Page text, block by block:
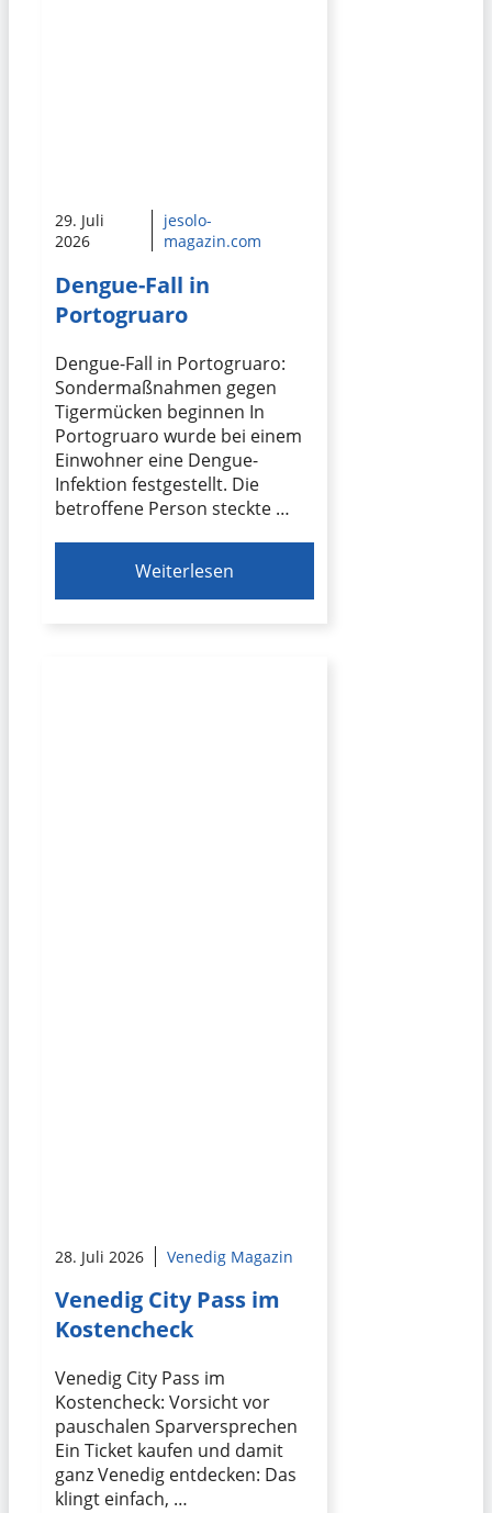
29. Juli
2026
jesolo-
magazin.com
Dengue-Fall in
Portogruaro
Dengue-Fall in Portogruaro:
Sondermaßnahmen gegen
Tigermücken beginnen In
Portogruaro wurde bei einem
Einwohner eine Dengue-
Infektion festgestellt. Die
betroffene Person steckte …
Weiterlesen
28. Juli 2026 Venedig Magazin
Venedig City Pass im
Kostencheck
Venedig City Pass im
Kostencheck: Vorsicht vor
pauschalen Sparversprechen
Ein Ticket kaufen und damit
ganz Venedig entdecken: Das
klingt einfach, …